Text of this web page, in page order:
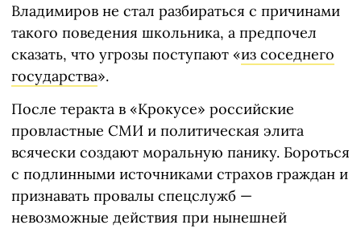
Владимиров не стал разбираться с причинами
такого поведения школьника, а предпочел
сказать, что угрозы поступают «из соседнего
государства».
После теракта в «Крокусе» российские
провластные СМИ и политическая элита
всячески создают моральную панику. Бороться
с подлинными источниками страхов граждан и
признавать провалы спецслужб —
невозможные действия при нынешней